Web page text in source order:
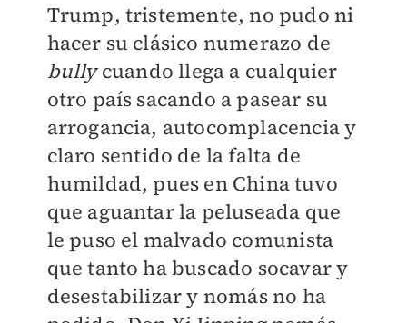
Trump, tristemente, no pudo ni
hacer su clásico numerazo de
bullycuando llega a cualquier
otro país sacando a pasear su
arrogancia, autocomplacencia y
claro sentido de la falta de
humildad, pues en China tuvo
que aguantar la peluseada que
le puso el malvado comunista
que tanto ha buscado socavar y
desestabilizar y nomás no ha